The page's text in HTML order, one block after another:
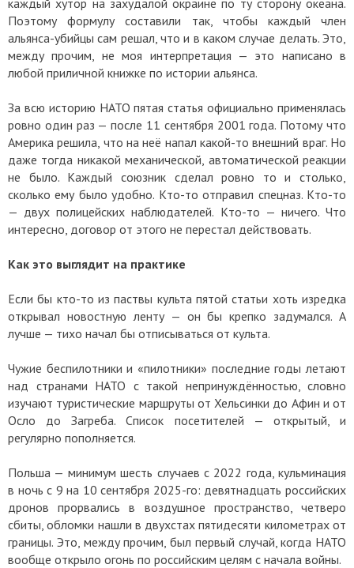
Поэтому формулу составили так, чтобы каждый член
альянса-убийцы сам решал, что и в каком случае делать. Это,
между прочим, не моя интерпретация — это написано в
любой приличной книжке по истории альянса.
За всю историю НАТО пятая статья официально применялась
ровно один раз — после 11 сентября 2001 года. Потому что
Америка решила, что на неё напал какой-то внешний враг. Но
даже тогда никакой механической, автоматической реакции
не было. Каждый союзник сделал ровно то и столько,
сколько ему было удобно. Кто-то отправил спецназ. Кто-то
— двух полицейских наблюдателей. Кто-то — ничего. Что
интересно, договор от этого не перестал действовать.
Как это выглядит на практике
Если бы кто-то из паствы культа пятой статьи хоть изредка
открывал новостную ленту — он бы крепко задумался. А
лучше — тихо начал бы отписываться от культа.
Чужие беспилотники и «пилотники» последние годы летают
над странами НАТО с такой непринуждённостью, словно
изучают туристические маршруты от Хельсинки до Афин и от
Осло до Загреба. Список посетителей — открытый, и
регулярно пополняется.
Польша — минимум шесть случаев с 2022 года, кульминация
в ночь с 9 на 10 сентября 2025-го: девятнадцать российских
дронов прорвались в воздушное пространство, четверо
сбиты, обломки нашли в двухстах пятидесяти километрах от
границы. Это, между прочим, был первый случай, когда НАТО
вообще открыло огонь по российским целям с начала войны.